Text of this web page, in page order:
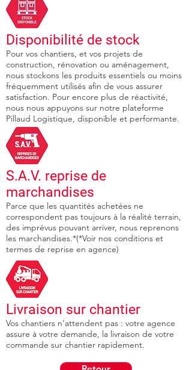
Disponibilité de stock
Pour vos chantiers, et vos projets de
construction, rénovation ou aménagement,
nous stockons les produits essentiels ou moins
fréquemment utilisés afin de vous assurer
satisfaction. Pour encore plus de réactivité,
nous nous appuyons sur notre plateforme
Pillaud Logistique, disponible et performante.
S.A.V. reprise de
marchandises
Parce que les quantités achetées ne
correspondent pas toujours à la réalité terrain,
des imprévus pouvant arriver, nous reprenons
les marchandises.*(*Voir nos conditions et
termes de reprise en agence)
Livraison sur chantier
Vos chantiers n’attendent pas : votre agence
assure à votre demande, la livraison de votre
commande sur chantier rapidement.